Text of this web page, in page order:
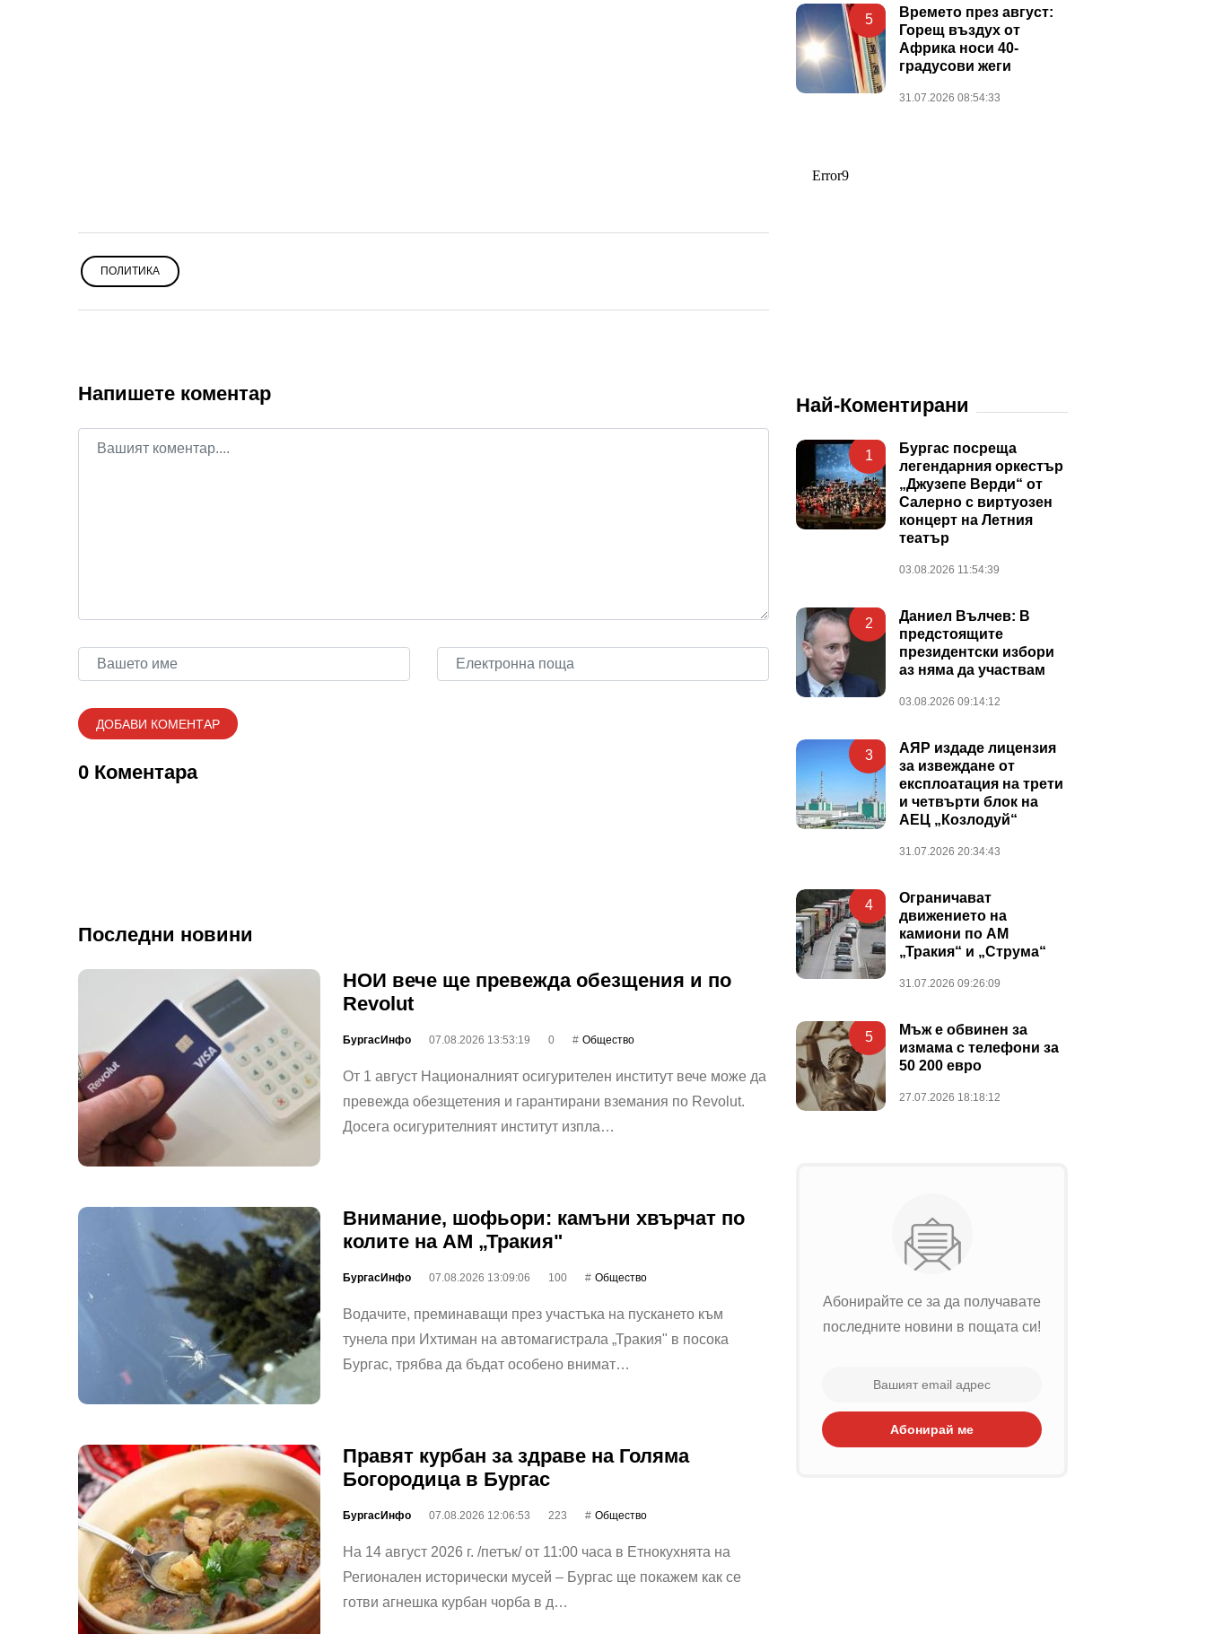
ПОЛИТИКА
Напишете коментар
0 Коментара
Последни новини
НОИ вече ще превежда обезщения и по
Revolut
БургасИнфо 07.08.2026 13:53:19 0 Общество
От 1 август Националният осигурителен институт вече може да
превежда обезщетения и гарантирани вземания по Revolut.
Досега осигурителният институт изпла…
Внимание, шофьори: камъни хвърчат по
колите на АМ „Тракия"
БургасИнфо 07.08.2026 13:09:06 100 Общество
Водачите, преминаващи през участъка на пускането към
тунела при Ихтиман на автомагистрала „Тракия" в посока
Бургас, трябва да бъдат особено внимат…
Правят курбан за здраве на Голяма
Богородица в Бургас
БургасИнфо 07.08.2026 12:06:53 223 Общество
На 14 август 2026 г. /петък/ от 11:00 часа в Етнокухнята на
Регионален исторически мусей – Бургас ще покажем как се
готви агнешка курбан чорба в д…
5
Времето през август:
Горещ въздух от
Африка носи 40-
градусови жеги
31.07.2026 08:54:33
Най-Коментирани
1
Бургас посреща
легендарния оркестър
„Джузепе Верди“ от
Салерно с виртуозен
концерт на Летния
театър
03.08.2026 11:54:39
2
Даниел Вълчев: В
предстоящите
президентски избори
аз няма да участвам
03.08.2026 09:14:12
3
АЯР издаде лицензия
за извеждане от
експлоатация на трети
и четвърти блок на
АЕЦ „Козлодуй“
31.07.2026 20:34:43
4
Ограничават
движението на
камиони по АМ
„Тракия“ и „Струма“
31.07.2026 09:26:09
5
Мъж е обвинен за
измама с телефони за
50 200 евро
27.07.2026 18:18:12
Абонирайте се за да получавате
последните новини в пощата си!
Абонирай ме